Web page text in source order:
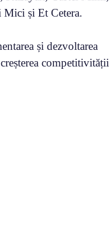
și Et Cetera.
și dezvoltarea
competitivității